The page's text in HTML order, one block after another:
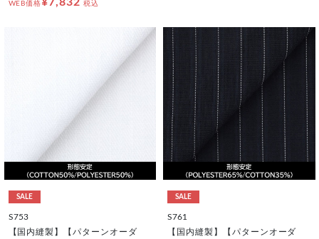
WEB価格 税込
SALE
S753
【国内縫製】【パターンオーダ
SALE
S761
【国内縫製】【パターンオーダ